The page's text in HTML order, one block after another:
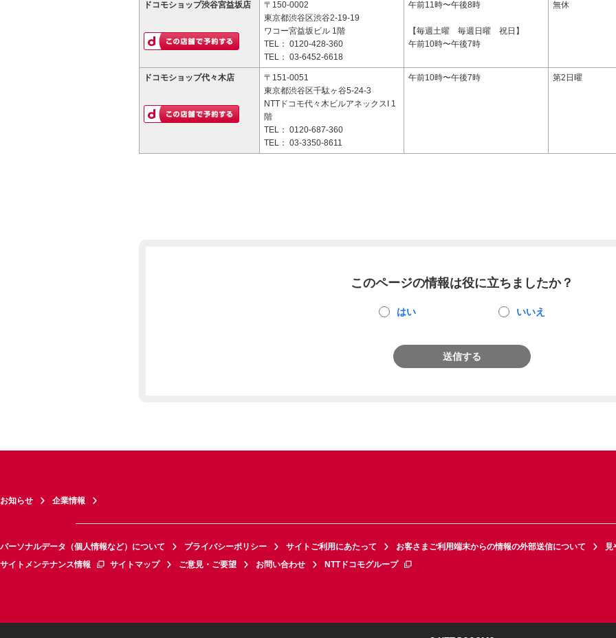
ドコモショップ渋谷宮益坂店
〒150-0002
東京都渋谷区渋谷2-19-19
ワコー宮益坂ビル 1階
TEL： 0120-428-360
TEL： 03-6452-6618
午前11時〜午後8時
【毎週土曜 毎週日曜 祝日】
午前10時〜午後7時
無休
ドコモショップ代々木店
〒151-0051
東京都渋谷区千駄ヶ谷5-24-3
NTTドコモ代々木ビルアネックスI 1
階
TEL： 0120-687-360
TEL： 03-3350-8611
午前10時〜午後7時 第2日曜
このページの情報は役に立ちましたか？
はい いいえ
送信する
お知らせ 企業情報
パーソナルデータ（個人情報など）について プライバシーポリシー サイトご利用にあたって お客さまご利用端末からの情報の外部送信について
見
サイトメンテナンス情報
サイトマップ ご意見・ご要望 お問い合わせ NTTドコモグループ